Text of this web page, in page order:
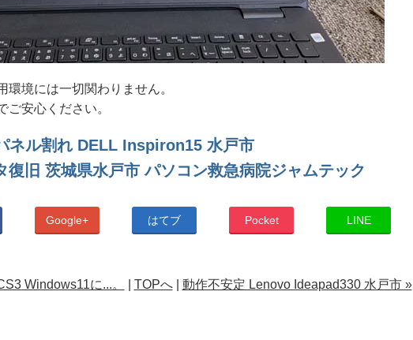
境には一切関わりません。
安心ください。
ネル割れ DELL Inspiron15 水戸市
復旧 茨城県水戸市 パソコン救急病院ジャムテック
Google+ はてブ Pocket LINE
Windows11に...。 TOPへ| 動作不安定 Lenovo Ideapad330 水戸市 »